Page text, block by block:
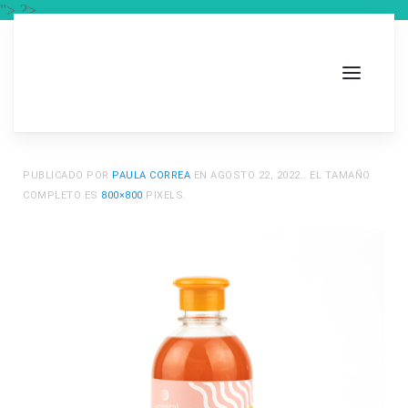
"> ?>
PUBLICADO POR PAULA CORREA EN AGOSTO 22, 2022.. EL TAMAÑO
COMPLETO ES 800×800 PIXELS.